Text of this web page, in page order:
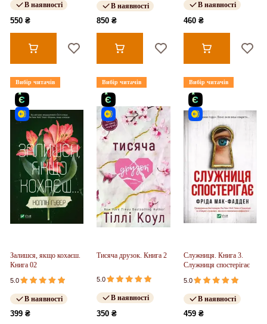
В наявності
550 ₴
В наявності
850 ₴
В наявності
460 ₴
Вибір читачів
Залишся, якщо кохаєш.
Книга 02
5.0
В наявності
399 ₴
Вибір читачів
Тисяча друзок. Книга 2
5.0
В наявності
350 ₴
Вибір читачів
Служниця. Книга 3.
Служниця спостерігає
5.0
В наявності
459 ₴